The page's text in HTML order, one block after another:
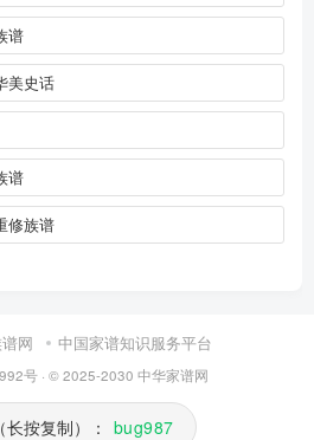
谱
美史话
谱
修族谱
网 中国家谱知识服务平台
号· © 2025-2030 中华家谱网
按复制）： bug987